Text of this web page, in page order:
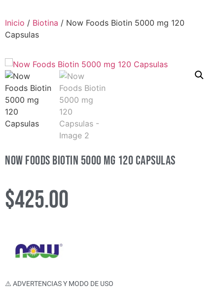
Inicio / Biotina / Now Foods Biotin 5000 mg 120
Capsulas
Now Foods Biotin 5000 mg 120 Capsulas
$425.00
⚠️ ADVERTENCIAS Y MODO DE USO